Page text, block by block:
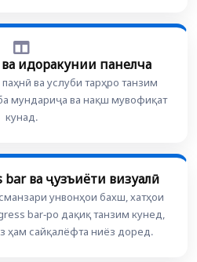
идоракунии панелча
ва услуби тарҳро танзим
мундариҷа ва нақш мувофиқат
кунад.
ва ҷузъиёти визуалӣ
унвонҳои бахш, хатҳои
bar-ро дақиқ танзим кунед,
ҳам сайқалёфта ниёз доред.